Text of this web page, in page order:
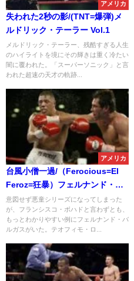
アメリカ
失われた2秒の影/(TNT=爆弾)メ
ルドリック・テーラー Vol.1
メルドリック・テーラー、残酷すぎる人生
のハイライトを境にその輝きは重く冷たい
闇に覆われた。「スーパーソニック」と言
われた超速の天才の軌跡...
アメリカ
台風小僧一過/（Ferocious=El
Feroz=狂暴）フェルナンド・バ
ルガス
意図せず悪童シリーズになってしまった
が、フランシスコ・ボハドと言わずとも、
もっとわかりやすい例にフェルナンド・バ
ルガスがいた。テオフィモ・ロ...